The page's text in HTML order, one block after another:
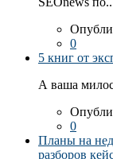
0
5 книг от
А ваша
0
Планы на
разборов